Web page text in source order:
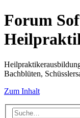
Forum
Bachblüten,
Zum Inhalt